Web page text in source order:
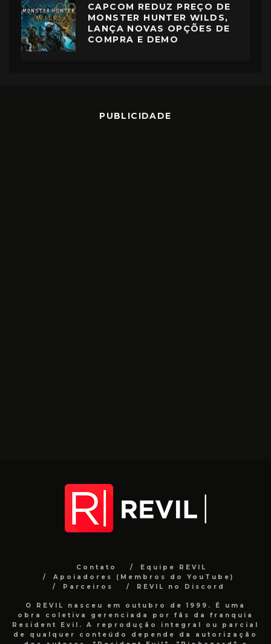
CAPCOM REDUZ PREÇO DE
MONSTER HUNTER WILDS,
LANÇA NOVAS OPÇÕES DE
COMPRA E DEMO
PUBLICIDADE
Contato
Equipe REVIL
Apoiadores (Membros do YouTube)
Parceiros
REVIL no Discord
O REVIL nasceu em outubro de 1999. É uma
obra coletiva gerenciada por fãs da franquia
Resident Evil. A reprodução integral ou parcial
de qualquer conteúdo depende da autorização